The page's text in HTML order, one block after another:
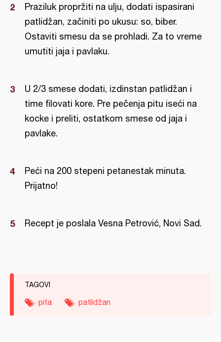
Praziluk propržiti na ulju, dodati ispasirani
patlidžan, začiniti po ukusu: so, biber.
Ostaviti smesu da se prohladi. Za to vreme
umutiti jaja i pavlaku.
U 2/3 smese dodati, izdinstan patlidžan i
time filovati kore. Pre pečenja pitu iseći na
kocke i preliti, ostatkom smese od jaja i
pavlake.
Peći na 200 stepeni petanestak minuta.
Prijatno!
Recept je poslala Vesna Petrović, Novi Sad.
TAGOVI
pita patlidžan